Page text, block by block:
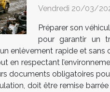
Vendredi 20/03/
Préparer son
pour garantir un
enlèvement rapide et
en respectant
documents obligatoires
doit être remise